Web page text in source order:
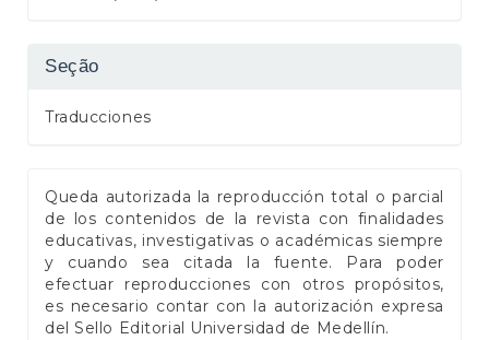
Seção
Traducciones
Queda autorizada la reproducción total o parcial
de los contenidos de la revista con finalidades
educativas, investigativas o académicas siempre
y cuando sea citada la fuente. Para poder
efectuar reproducciones con otros propósitos,
es necesario contar con la autorización expresa
del Sello Editorial Universidad de Medellín.